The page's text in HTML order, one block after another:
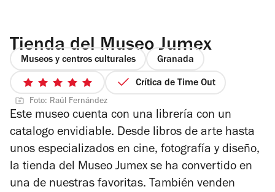
Tienda del Museo Jumex
Museos y centros culturales Granada
5
de
5
estrellas
Crítica de Time Out
Foto: Raúl Fernández
Este museo cuenta con una librería con un
catalogo envidiable. Desde libros de arte hasta
unos especializados en cine, fotografía y diseño,
la tienda del Museo Jumex se ha convertido en
una de nuestras favoritas. También venden